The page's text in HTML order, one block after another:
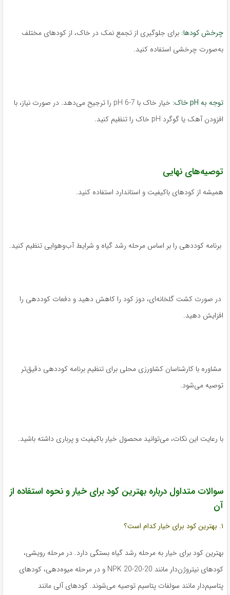
چرخش کودها: برای جلوگیری از تجمع نمک در خاک، از کودهای مختلف
به‌صورت چرخشی استفاده کنید.
توجه به pH خاک:
خیار خاک با pH 6-7 را ترجیح می‌دهد. در صورت نیاز، با
افزودن آهک یا گوگرد pH خاک را تنظیم کنید.
توصیه‌های نهایی
همیشه از کودهای باکیفیت و استاندارد استفاده کنید.
برنامه کوددهی را بر اساس مرحله رشد گیاه و شرایط آب‌وهوایی تنظیم کنید.
در صورت کشت گلخانه‌ای، دوز کود را کاهش دهید و دفعات کوددهی را
افزایش دهید.
مشاوره با کارشناسان کشاورزی محلی برای تنظیم برنامه کوددهی دقیق‌تر
توصیه می‌شود.
با رعایت این نکات، می‌توانید محصول خیار باکیفیت و پرباری داشته باشید.
سوالات متداول درباره بهترین کود برای خیار و نحوه استفاده از
آن
۱. بهترین کود برای خیار کدام است؟
بهترین کود برای خیار به مرحله رشد گیاه بستگی دارد. در مرحله رویشی،
کودهای نیتروژن‌دار مانند NPK 20-20-20 و در مرحله میوه‌دهی، کودهای
پتاسیم‌دار مانند سولفات پتاسیم توصیه می‌شوند. کودهای آلی مانند